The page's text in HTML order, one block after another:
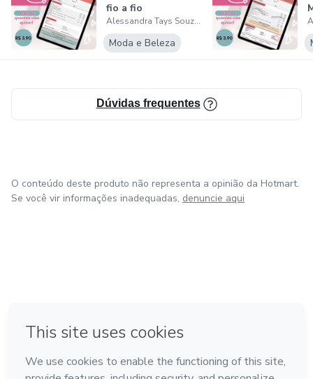
fio a fio
Alessandra Tays Souza Santos
Moda e Beleza
Dúvidas frequentes
O conteúdo deste produto não representa a opinião da Hotmart.
Se você vir informações inadequadas, denuncie aqui
Feito com ❤ em Madrid